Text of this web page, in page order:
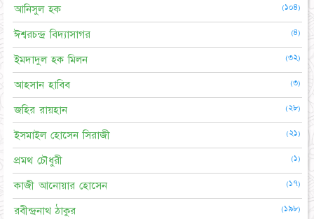
আনিসুল হক (১০৪)
ঈশ্বরচন্দ্র বিদ্যাসাগর (৪)
ইমদাদুল হক মিলন (৩২)
আহসান হাবিব (৩)
জহির রায়হান (২৮)
ইসমাইল হোসেন সিরাজী (২১)
প্রমথ চৌধুরী (১)
কাজী আনোয়ার হোসেন (১৭)
রবীন্দ্রনাথ ঠাকুর (১৯৮)